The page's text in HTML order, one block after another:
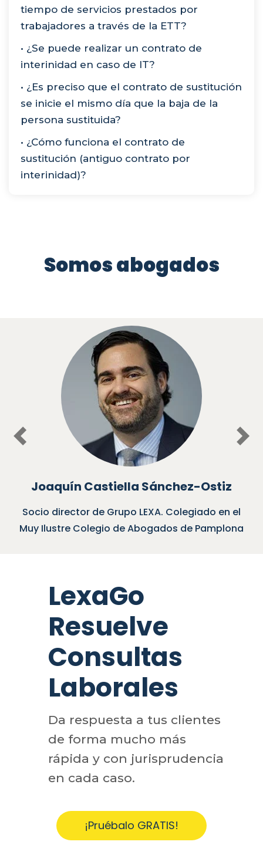
tiempo de servicios prestados por
trabajadores a través de la ETT?
• ¿Se puede realizar un contrato de
interinidad en caso de IT?
• ¿Es preciso que el contrato de sustitución
se inicie el mismo día que la baja de la
persona sustituida?
• ¿Cómo funciona el contrato de
sustitución (antiguo contrato por
interinidad)?
Somos abogados
Joaquín Castiella Sánchez-Ostiz
Socio director de Grupo LEXA. Colegiado en el
Muy Ilustre Colegio de Abogados de Pamplona
Previous
LexaGo
Resuelve
Consultas
Laborales
Da respuesta a tus clientes
de forma mucho más
rápida y con jurisprudencia
en cada caso.
¡Pruébalo GRATIS!